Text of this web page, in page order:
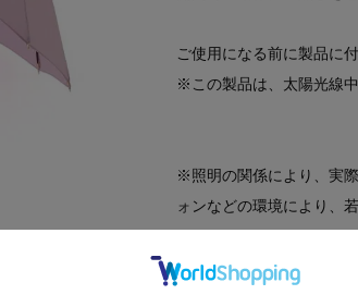
ご使用になる前に製品に
※この製品は、太陽光線
※照明の関係により、実
ォンなどの環境により、